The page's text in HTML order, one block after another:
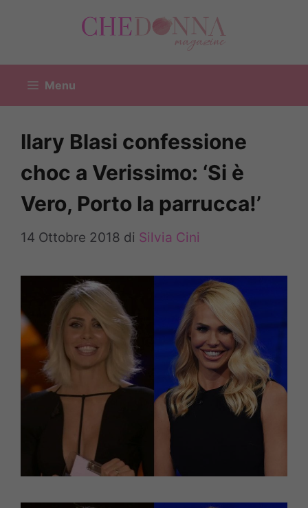
Menu
Ilary Blasi confessione
choc a Verissimo: ‘Si è
Vero, Porto la parrucca!’
14 Ottobre 2018 di Silvia Cini